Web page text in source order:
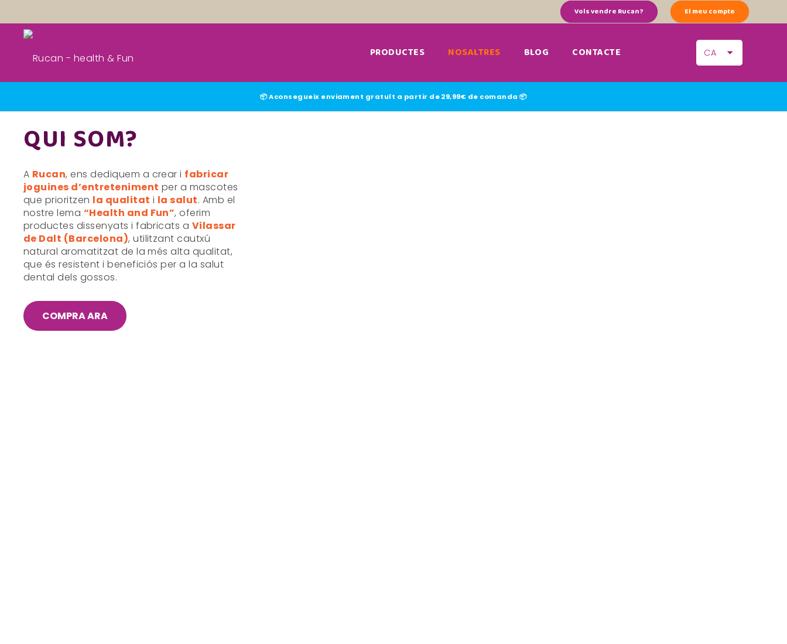
Vols vendre Rucan? El meu compte
PRODUCTES NOSALTRES BLOG CONTACTE CA
📦 Aconsegueix enviament gratuït a partir de 29,99€ de comanda 📦
QUI SOM?
A Rucan, ens dediquem a crear i fabricar
joguines d’entreteniment per a mascotes
que prioritzen la qualitat i la salut. Amb el
nostre lema “Health and Fun”, oferim
productes dissenyats i fabricats a Vilassar
de Dalt (Barcelona), utilitzant cautxú
natural aromatitzat de la més alta qualitat,
que és resistent i beneficiós per a la salut
dental dels gossos.
COMPRA ARA